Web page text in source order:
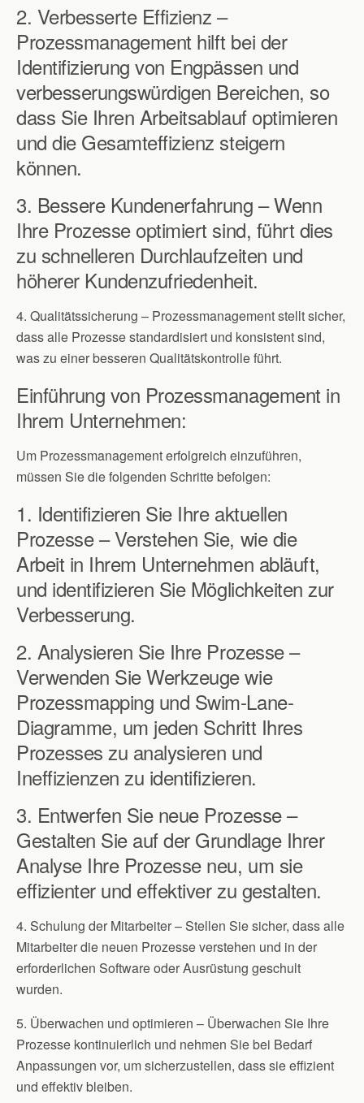
2. Verbesserte Effizienz –
Prozessmanagement hilft bei der
Identifizierung von Engpässen und
verbesserungswürdigen Bereichen, so
dass Sie Ihren Arbeitsablauf optimieren
und die Gesamteffizienz steigern
können.
3. Bessere Kundenerfahrung – Wenn
Ihre Prozesse optimiert sind, führt dies
zu schnelleren Durchlaufzeiten und
höherer Kundenzufriedenheit.
4. Qualitätssicherung – Prozessmanagement stellt sicher,
dass alle Prozesse standardisiert und konsistent sind,
was zu einer besseren Qualitätskontrolle führt.
Einführung von Prozessmanagement in
Ihrem Unternehmen:
Um Prozessmanagement erfolgreich einzuführen,
müssen Sie die folgenden Schritte befolgen:
1. Identifizieren Sie Ihre aktuellen
Prozesse – Verstehen Sie, wie die
Arbeit in Ihrem Unternehmen abläuft,
und identifizieren Sie Möglichkeiten zur
Verbesserung.
2. Analysieren Sie Ihre Prozesse –
Verwenden Sie Werkzeuge wie
Prozessmapping und Swim-Lane-
Diagramme, um jeden Schritt Ihres
Prozesses zu analysieren und
Ineffizienzen zu identifizieren.
3. Entwerfen Sie neue Prozesse –
Gestalten Sie auf der Grundlage Ihrer
Analyse Ihre Prozesse neu, um sie
effizienter und effektiver zu gestalten.
4. Schulung der Mitarbeiter – Stellen Sie sicher, dass alle
Mitarbeiter die neuen Prozesse verstehen und in der
erforderlichen Software oder Ausrüstung geschult
wurden.
5. Überwachen und optimieren – Überwachen Sie Ihre
Prozesse kontinuierlich und nehmen Sie bei Bedarf
Anpassungen vor, um sicherzustellen, dass sie effizient
und effektiv bleiben.